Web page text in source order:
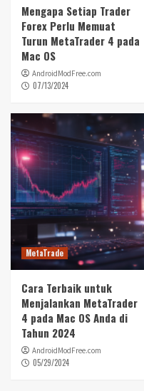
Mengapa Setiap Trader
Forex Perlu Memuat
Turun MetaTrader 4 pada
Mac OS
AndroidModFree.com
07/13/2024
MetaTrade
Cara Terbaik untuk
Menjalankan MetaTrader
4 pada Mac OS Anda di
Tahun 2024
AndroidModFree.com
05/29/2024